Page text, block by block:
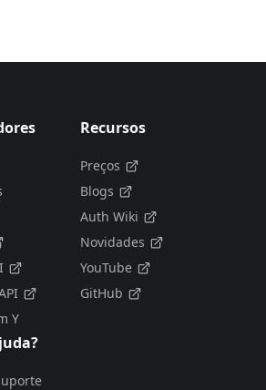
Y
Recursos
Preços
Blogs
Auth Wiki
Novidades
YouTube
GitHub